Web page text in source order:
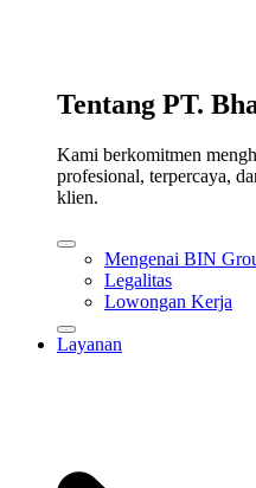
Tentang PT.
Kami berkomitmen
profesional, terpercaya,
klien.
Mengenai BIN
Legalitas
Lowongan Kerja
Layanan